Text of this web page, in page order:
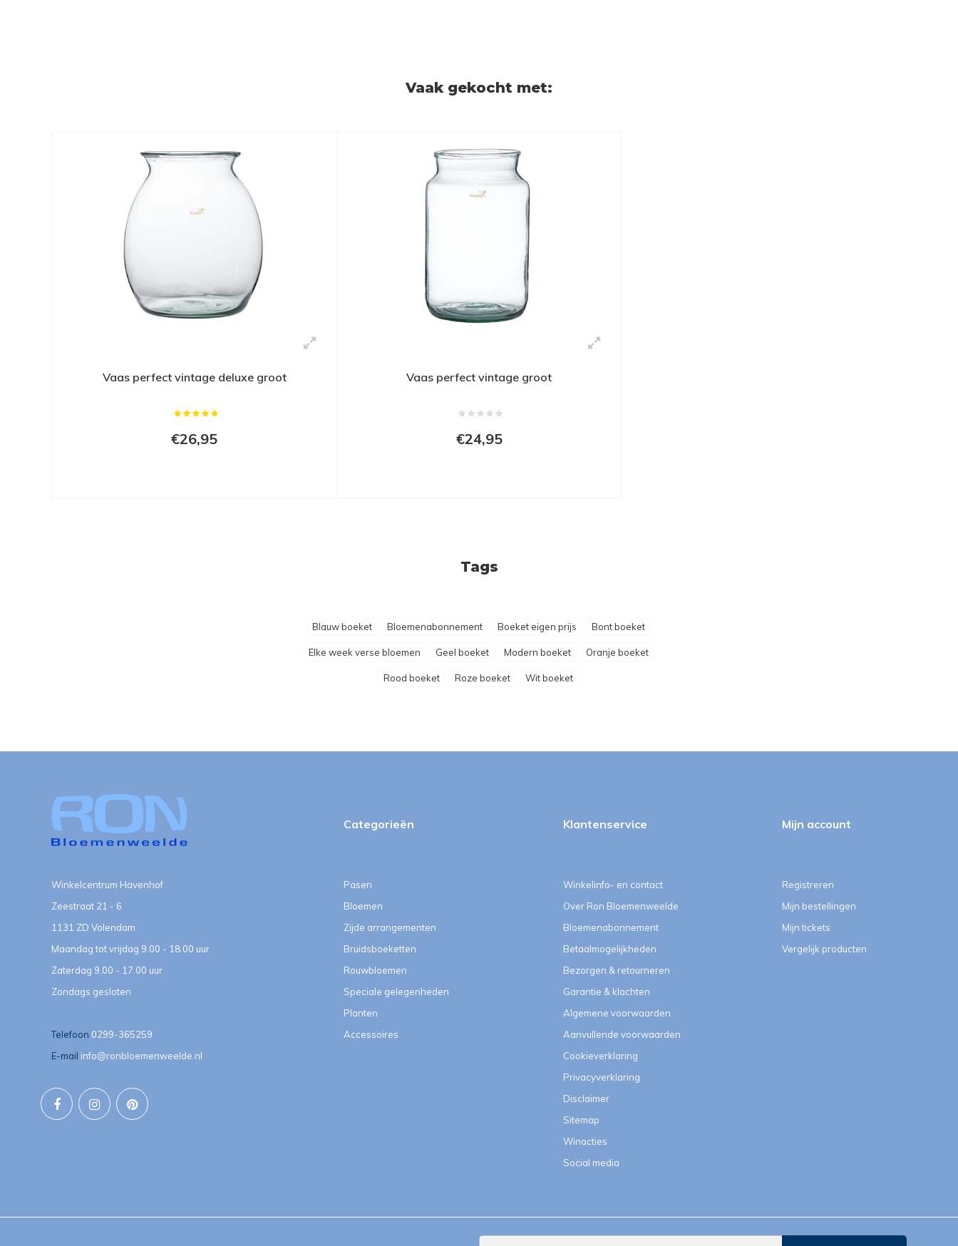
Vaak gekocht met:
Vaas perfect vintage deluxe groot
€26,95
Vaas perfect vintage groot
€24,95
Tags
Blauw boeket Bloemenabonnement Boeket eigen prijs Bont boeket
Elke week verse bloemen Geel boeket Modern boeket Oranje boeket
Rood boeket Roze boeket Wit boeket
Winkelcentrum Havenhof
Zeestraat 21 - 6
1131 ZD Volendam
Maandag tot vrijdag 9.00 - 18.00 uur
Zaterdag 9.00 - 17.00 uur
Zondags gesloten
Telefoon 0299-365259
E-mail info@ronbloemenweelde.nl
Categorieën
Pasen
Bloemen
Zijde arrangementen
Bruidsboeketten
Rouwbloemen
Speciale gelegenheden
Planten
Accessoires
Klantenservice
Winkelinfo- en contact
Over Ron Bloemenweelde
Bloemenabonnement
Betaalmogelijkheden
Bezorgen & retourneren
Garantie & klachten
Algemene voorwaarden
Aanvullende voorwaarden
Cookieverklaring
Privacyverklaring
Disclaimer
Sitemap
Winacties
Social media
Mijn account
Registreren
Mijn bestellingen
Mijn tickets
Vergelijk producten